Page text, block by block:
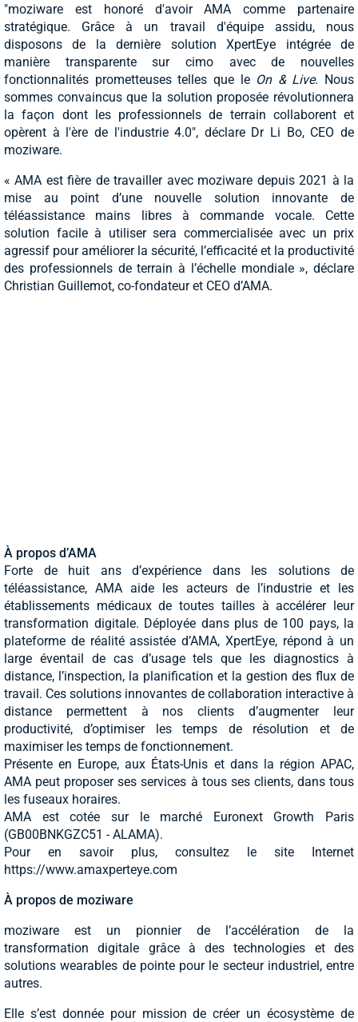
"moziware est honoré d'avoir AMA comme partenaire
stratégique. Grâce à un travail d'équipe assidu, nous
disposons de la dernière solution XpertEye intégrée de
manière transparente sur cimo avec de nouvelles
fonctionnalités prometteuses telles que le On & Live. Nous
sommes convaincus que la solution proposée révolutionnera
la façon dont les professionnels de terrain collaborent et
opèrent à l'ère de l'industrie 4.0", déclare Dr Li Bo, CEO de
moziware.
« AMA est fière de travailler avec moziware depuis 2021 à la
mise au point d’une nouvelle solution innovante de
téléassistance mains libres à commande vocale. Cette
solution facile à utiliser sera commercialisée avec un prix
agressif pour améliorer la sécurité, l’efficacité et la productivité
des professionnels de terrain à l’échelle mondiale », déclare
Christian Guillemot, co-fondateur et CEO d’AMA.
À propos d’AMA
Forte de huit ans d’expérience dans les solutions de
téléassistance, AMA aide les acteurs de l’industrie et les
établissements médicaux de toutes tailles à accélérer leur
transformation digitale. Déployée dans plus de 100 pays, la
plateforme de réalité assistée d’AMA, XpertEye, répond à un
large éventail de cas d’usage tels que les diagnostics à
distance, l’inspection, la planification et la gestion des flux de
travail. Ces solutions innovantes de collaboration interactive à
distance permettent à nos clients d’augmenter leur
productivité, d’optimiser les temps de résolution et de
maximiser les temps de fonctionnement.
Présente en Europe, aux États-Unis et dans la région APAC,
AMA peut proposer ses services à tous ses clients, dans tous
les fuseaux horaires.
AMA est cotée sur le marché Euronext Growth Paris
(GB00BNKGZC51 - ALAMA).
Pour en savoir plus, consultez le site Internet
https://www.amaxperteye.com
À propos de moziware
moziware est un pionnier de l’accélération de la
transformation digitale grâce à des technologies et des
solutions wearables de pointe pour le secteur industriel, entre
autres.
Elle s’est donnée pour mission de créer un écosystème de